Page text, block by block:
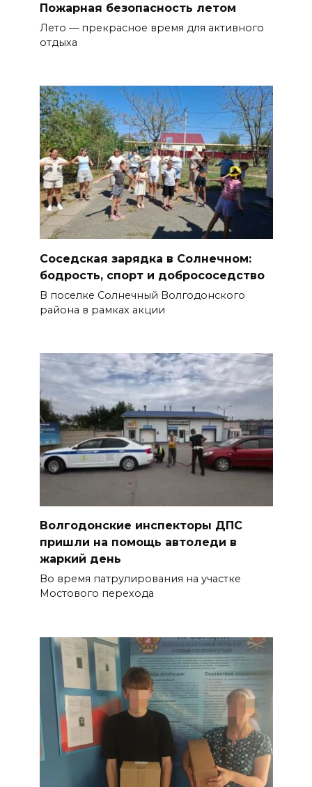
Пожарная безопасность летом
Лето — прекрасное время для активного
отдыха
Соседская зарядка в Солнечном:
бодрость, спорт и добрососедство
В поселке Солнечный Волгодонского
района в рамках акции
Волгодонские инспекторы ДПС
пришли на помощь автоледи в
жаркий день
Во время патрулирования на участке
Мостового перехода